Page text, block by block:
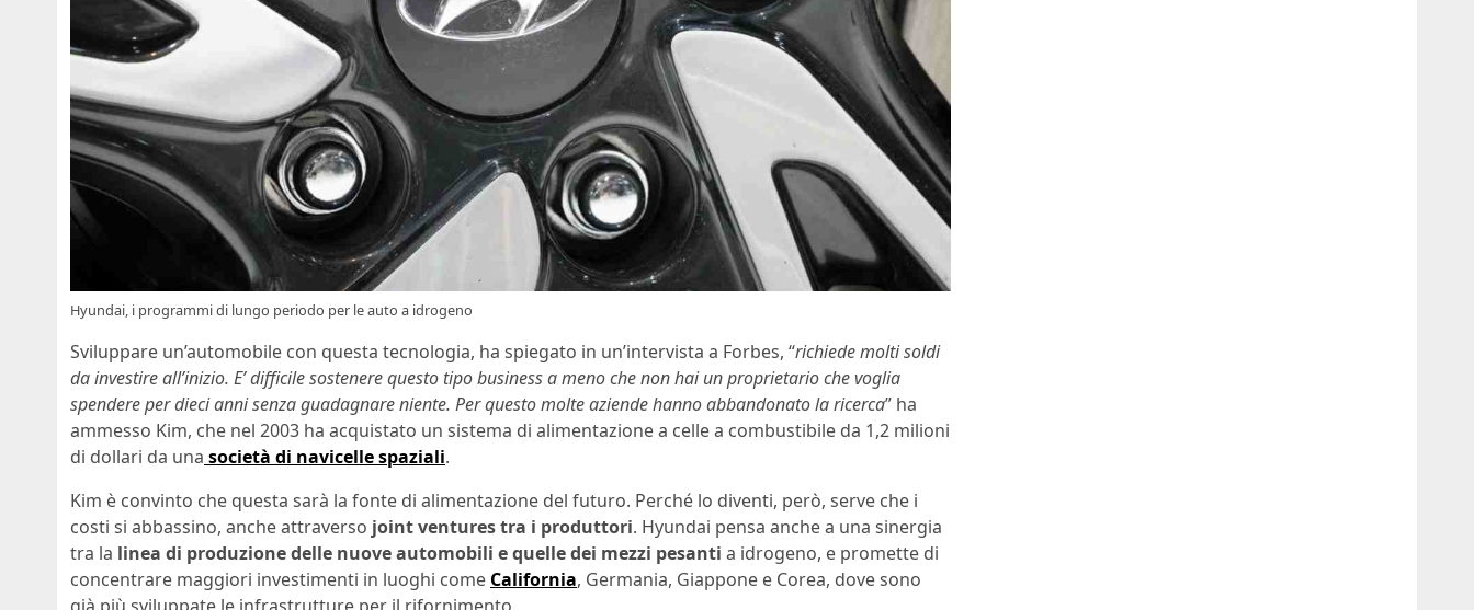
Hyundai, i programmi di lungo periodo per le auto a idrogeno
Sviluppare un’automobile con questa tecnologia, ha spiegato in un’intervista a Forbes, “richiede molti soldi
da investire all’inizio. E’ difficile sostenere questo tipo business a meno che non hai un proprietario che voglia
spendere per dieci anni senza guadagnare niente. Per questo molte aziende hanno abbandonato la ricerca” ha
ammesso Kim, che nel 2003 ha acquistato un sistema di alimentazione a celle a combustibile da 1,2 milioni
di dollari da una società di navicelle spaziali.
Kim è convinto che questa sarà la fonte di alimentazione del futuro. Perché lo diventi, però, serve che i
costi si abbassino, anche attraverso joint ventures tra i produttori. Hyundai pensa anche a una sinergia
tra la linea di produzione delle nuove automobili e quelle dei mezzi pesanti a idrogeno, e promette di
concentrare maggiori investimenti in luoghi come California, Germania, Giappone e Corea, dove sono